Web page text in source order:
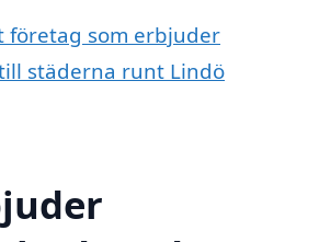
företag som erbjuder
städerna runt Lindö